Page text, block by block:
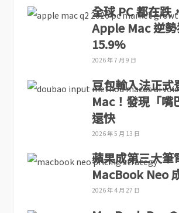
全球 PC 都在跌
Apple Mac 逆
15.9%
2026 年 7 月 9 日
豆包輸入法正式
Mac！發現「嘴
還快
2026 年 5 月 13 日
蘋果成第三大筆
MacBook Neo
2026 年 4 月 27 日